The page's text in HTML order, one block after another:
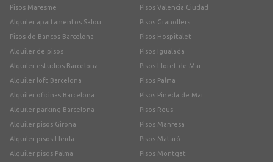
Pisos Maresme
Alquiler apartamentos Salou
Pisos de Bancos Barcelona
Alquiler de pisos
Alquiler estudios Barcelona
Alquiler loft Barcelona
Alquiler oficinas Barcelona
Alquiler parking Barcelona
Alquiler pisos Girona
Alquiler pisos Lleida
Alquiler pisos Palma
Pisos Valencia Ciudad
Pisos Granollers
Pisos Hospitalet
Pisos Igualada
Pisos Lloret de Mar
Pisos Palma
Pisos Pineda de Mar
Pisos Reus
Pisos Manresa
Pisos Mataró
Pisos Montgat